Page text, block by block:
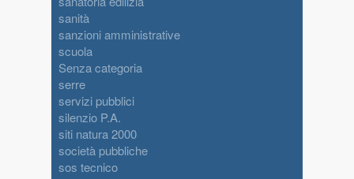
sanità
sanzioni amministrative
scuola
Senza categoria
serre
servizi pubblici
silenzio P.A.
siti natura 2000
società pubbliche
sos tecnico